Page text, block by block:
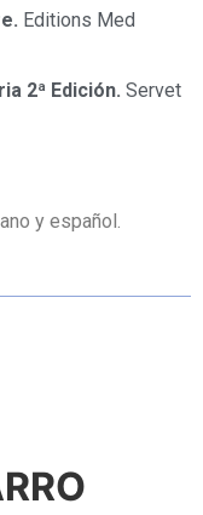
Editions Med
2ª Edición. Servet
y español.